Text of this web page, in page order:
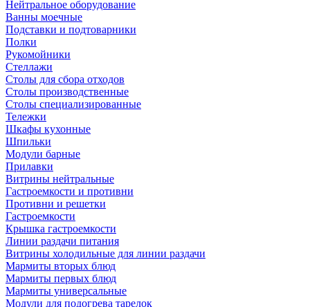
Нейтральное оборудование
Ванны моечные
Подставки и подтоварники
Полки
Рукомойники
Стеллажи
Столы для сбора отходов
Столы производственные
Столы специализированные
Тележки
Шкафы кухонные
Шпильки
Модули барные
Прилавки
Витрины нейтральные
Гастроемкости и противни
Противни и решетки
Гастроемкости
Крышка гастроемкости
Линии раздачи питания
Витрины холодильные для линии раздачи
Мармиты вторых блюд
Мармиты первых блюд
Мармиты универсальные
Модули для подогрева тарелок